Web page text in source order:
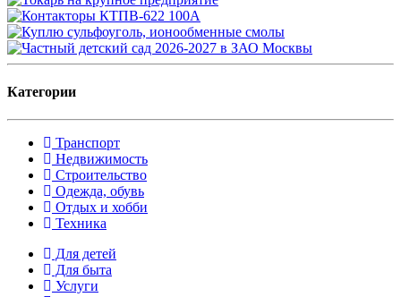
Категории
Транспорт
Недвижимость
Строительство
Одежда, обувь
Отдых и хобби
Техника
Для детей
Для быта
Услуги